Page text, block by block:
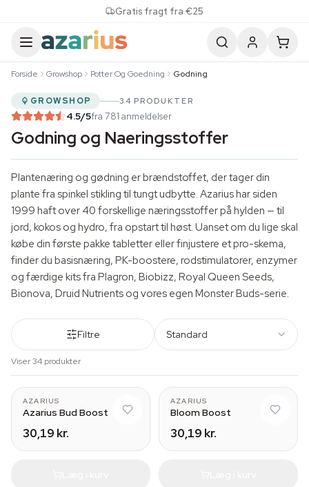
Gratis fragt fra €25
Forside Growshop Potter Og Goedning Godning
GROWSHOP 34 PRODUKTER
4.5/5fra 781 anmeldelser
Godning og Naeringsstoffer
Plantenæring og gødning er brændstoffet, der tager din
plante fra spinkel stikling til tungt udbytte. Azarius har siden
1999 haft over 40 forskellige næringsstoffer på hylden — til
jord, kokos og hydro, fra opstart til høst. Uanset om du lige skal
købe din første pakke tabletter eller finjustere et pro-skema,
finder du basisnæring, PK-boostere, rodstimulatorer, enzymer
og færdige kits fra Plagron, Biobizz, Royal Queen Seeds,
Bionova, Druid Nutrients og vores egen Monster Buds-serie.
Filtre Standard
Viser 34 produkter
AZARIUS
Azarius Bud Boost
30,19 kr.
AZARIUS
Bloom Boost
30,19 kr.